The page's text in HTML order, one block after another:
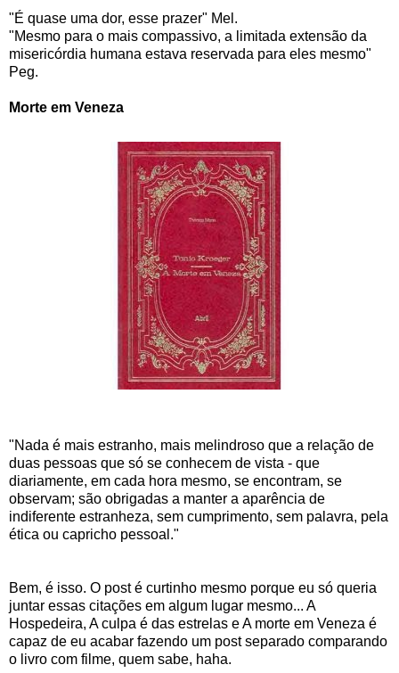
"É quase uma dor, esse prazer" Mel.
"Mesmo para o mais compassivo, a limitada extensão da
misericórdia humana estava reservada para eles mesmo"
Peg.
Morte em Veneza
"Nada é mais estranho, mais melindroso que a relação de
duas pessoas que só se conhecem de vista - que
diariamente, em cada hora mesmo, se encontram, se
observam; são obrigadas a manter a aparência de
indiferente estranheza, sem cumprimento, sem palavra, pela
ética ou capricho pessoal."
Bem, é isso. O post é curtinho mesmo porque eu só queria
juntar essas citações em algum lugar mesmo... A
Hospedeira, A culpa é das estrelas e A morte em Veneza é
capaz de eu acabar fazendo um post separado comparando
o livro com filme, quem sabe, haha.